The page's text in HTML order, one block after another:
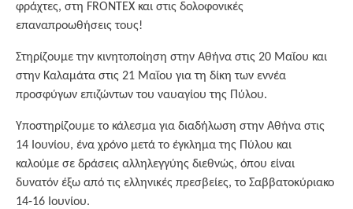
φράχτες, στη FRONTEX και στις δολοφονικές
επαναπροωθήσεις τους!
Στηρίζουμε την κινητοποίηση στην Αθήνα στις 20 Μαΐου και
στην Καλαμάτα στις 21 Μαΐου για τη δίκη των εννέα
προσφύγων επιζώντων του ναυαγίου της Πύλου.
Υποστηρίζουμε το κάλεσμα για διαδήλωση στην Αθήνα στις
14 Ιουνίου, ένα χρόνο μετά το έγκλημα της Πύλου και
καλούμε σε δράσεις αλληλεγγύης διεθνώς, όπου είναι
δυνατόν έξω από τις ελληνικές πρεσβείες, το Σαββατοκύριακο
14-16 Ιουνίου.